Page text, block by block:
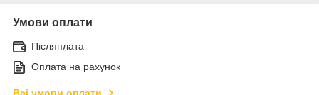
Умови оплати
Післяплата
Оплата на рахунок
Всі умови оплати